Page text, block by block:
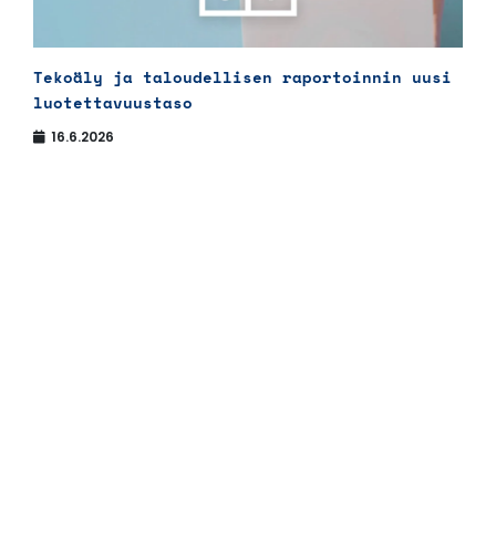
Tekoäly ja taloudellisen raportoinnin uusi
luotettavuustaso
16.6.2026